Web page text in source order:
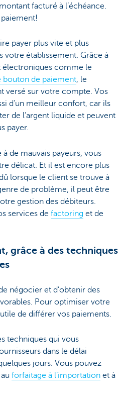
facturé à l’échéance.
paiement!
payer plus vite et plus
votre établissement. Grâce à
électroniques comme le
bouton de paiement, le
versé sur votre compte. Vos
d’un meilleur confort, car ils
de l’argent liquide et peuvent
payer.
de mauvais payeurs, vous
délicat. Et il est encore plus
lorsque le client se trouve à
de problème, il peut être
gestion des débiteurs.
services de factoring et de
grâce à des techniques
négocier et d’obtenir des
Pour optimiser votre
de différer vos paiements.
techniques qui vous
dans le délai
jours. Vous pouvez
forfaitage à l’importation et à